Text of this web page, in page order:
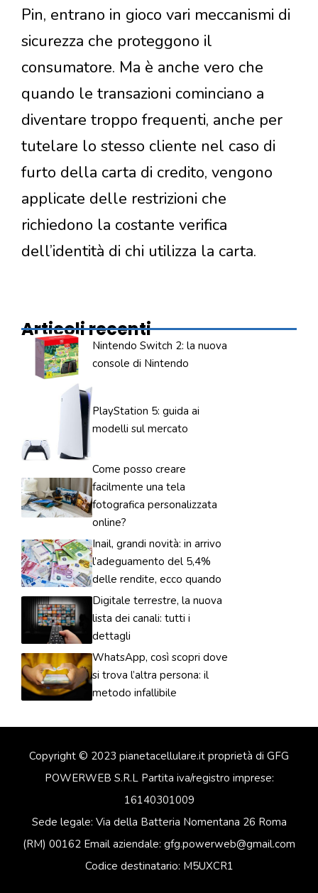
Pin, entrano in gioco vari meccanismi di
sicurezza che proteggono il
consumatore. Ma è anche vero che
quando le transazioni cominciano a
diventare troppo frequenti, anche per
tutelare lo stesso cliente nel caso di
furto della carta di credito, vengono
applicate delle restrizioni che
richiedono la costante verifica
dell’identità di chi utilizza la carta.
Articoli recenti
Nintendo Switch 2: la nuova
console di Nintendo
PlayStation 5: guida ai
modelli sul mercato
Come posso creare
facilmente una tela
fotografica personalizzata
online?
Inail, grandi novità: in arrivo
l’adeguamento del 5,4%
delle rendite, ecco quando
Digitale terrestre, la nuova
lista dei canali: tutti i
dettagli
WhatsApp, così scopri dove
si trova l’altra persona: il
metodo infallibile
Copyright © 2023 pianetacellulare.it proprietà di GFG
POWERWEB S.R.L Partita iva/registro imprese:
16140301009
Sede legale: Via della Batteria Nomentana 26 Roma
(RM) 00162 Email aziendale: gfg.powerweb@gmail.com
Codice destinatario: M5UXCR1